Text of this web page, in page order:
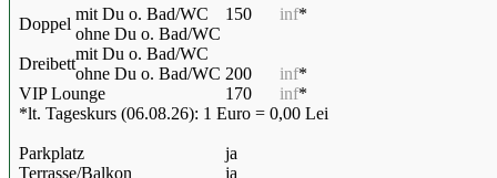
Doppel
mit Du o. Bad/WC 150 inf*
ohne Du o. Bad/WC
Dreibett
mit Du o. Bad/WC
ohne Du o. Bad/WC 200 inf*
VIP Lounge
170 inf*
*lt. Tageskurs (06.08.26): 1 Euro = 0,00 Lei
Parkplatz
ja
Terrasse/Balkon
ja